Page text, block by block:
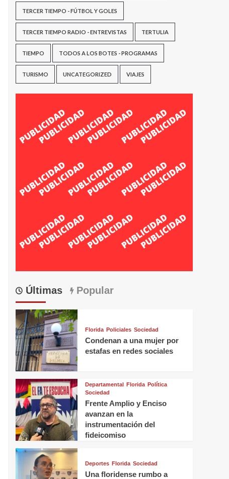
TERCER TIEMPO - FÚTBOL Y GOLES
TERCER TIEMPO RADIO - ENTREVISTAS TERTULIA
TIEMPO TODOS A LOS BOTES - PROGRAMAS
TURISMO UNCATEGORIZED VIAJES
Últimas Popular
Florida Policiales Sociedad
Condenan a una mujer por
estafas en redes sociales
Departamental Florida Política
Sociedad
Frente Amplio y Enciso
avanzan en la
instrumentación del
fideicomiso
Deportes Florida Sociedad
Una floridense rumbo a